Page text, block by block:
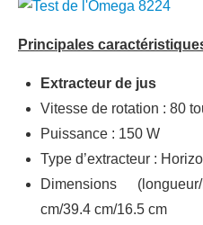
Principales
Extracteur de jus
Vitesse de rotation : 80
Puissance : 150 W
Type d’extracteur :
Dimensions
cm/39.4 cm/16.5 cm